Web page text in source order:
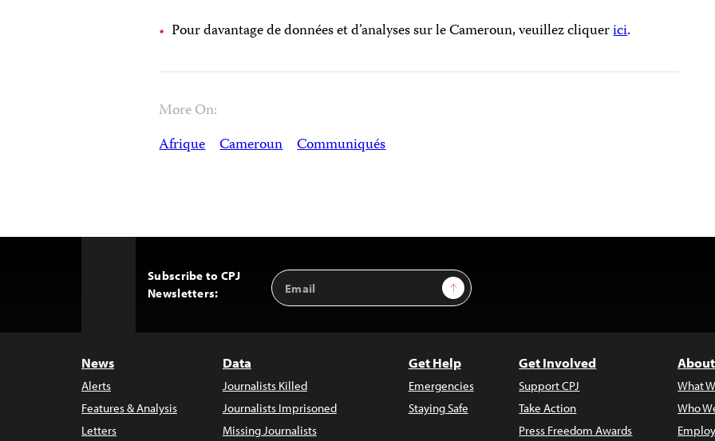
Pour davantage de données et d’analyses sur le Cameroun, veuillez cliquerici.
More On:
Afrique Cameroun Communiqués
Subscribe to CPJ
Newsletters:
Email
Address
Sign Up
News
Alerts
Features & Analysis
Letters
Data
Journalists Killed
Journalists Imprisoned
Missing Journalists
Get Help
Emergencies
Staying Safe
Get Involved
Support CPJ
Take Action
Press Freedom Awards
What
Who